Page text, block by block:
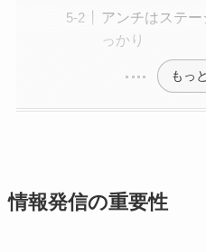
アンチはステ
っかり
もっ
情報発信の重要性